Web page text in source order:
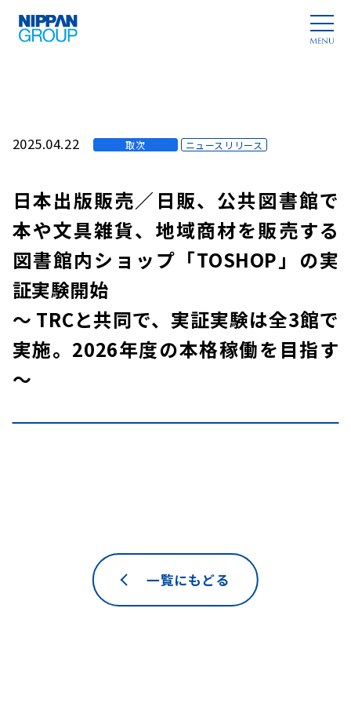
2025.04.22 取次 ニュースリリース
日本出版販売／日販、公共図書館で
本や文具雑貨、地域商材を販売する
図書館内ショップ「TOSHOP」の実
証実験開始
～ TRCと共同で、実証実験は全3館で
実施。2026年度の本格稼働を目指す
～
一覧にもどる